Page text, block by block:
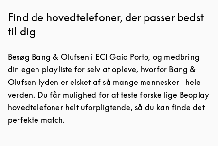
Find de hovedtelefoner, der passer bedst
til dig
Besøg Bang & Olufsen i ECI Gaia Porto, og medbring
din egen playliste for selv at opleve, hvorfor Bang &
Olufsen lyden er elsket af så mange mennesker i hele
verden. Du får mulighed for at teste forskellige Beoplay
hovedtelefoner helt uforpligtende, så du kan finde det
perfekte match.